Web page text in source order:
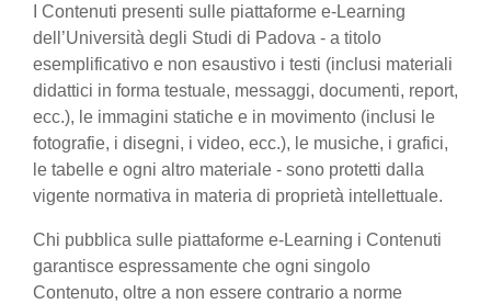
I Contenuti presenti sulle piattaforme e-Learning
dell’Università degli Studi di Padova - a titolo
esemplificativo e non esaustivo i testi (inclusi materiali
didattici in forma testuale, messaggi, documenti, report,
ecc.), le immagini statiche e in movimento (inclusi le
fotografie, i disegni, i video, ecc.), le musiche, i grafici,
le tabelle e ogni altro materiale - sono protetti dalla
vigente normativa in materia di proprietà intellettuale.
Chi pubblica sulle piattaforme e-Learning i Contenuti
garantisce espressamente che ogni singolo
Contenuto, oltre a non essere contrario a norme